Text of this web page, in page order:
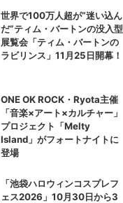
世界で100万人超が“迷い込ん
だ”ティム・バートンの没入型
展覧会「ティム・バートンの
ラビリンス」11月25日開幕！
ONE OK ROCK・Ryota主催
「音楽×アート×カルチャー」
プロジェクト「Melty
Island」がフォートナイトに
登場
「池袋ハロウィンコスプレフ
ェス2026」10月30日から3